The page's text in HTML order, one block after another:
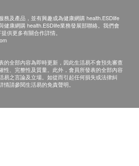
務及產品，並有興趣成為健康網購 health.ESDlife
健康網購 health.ESDlife業務發展部聯絡。我們會
供更多有關合作詳情。
的全部內容為即時更新，因此生活易不會預先審查
性、完整性及質量。此外，會員所發表的全部內容
易之言論及立場。如從而引起任何損失或法律糾
請參閱生活易的免責聲明。